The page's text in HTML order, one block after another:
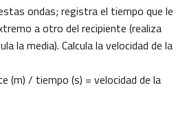
ondas; registra el tiempo que le
a otro del recipiente (realiza
la media). Calcula la velocidad de la
(m) / tiempo (s) = velocidad de la